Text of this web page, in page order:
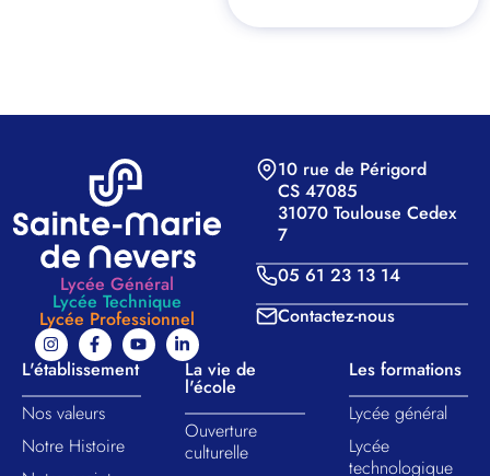
Lycée Général
Lycée Technique
Lycée Professionnel
10 rue de Périgord
CS 47085
31070 Toulouse Cedex
7
05 61 23 13 14
Contactez-nous
L'établissement
Nos valeurs​
Notre Histoire
La vie de
l'école
Ouverture
culturelle
Les formations
Lycée général
Lycée
technologique